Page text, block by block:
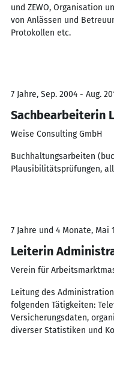
und ZEWO, Organisation
von Anlässen und
Protokollen etc.
7 Jahre, Sep. 2004 - Aug.
Sachbearbeiterin
Weise Consulting GmbH
Buchhaltungsarbeiten
Plausibilitätsprüfungen,
7 Jahre und 4 Monate, Mai
Leiterin
Verein für
Leitung des
folgenden Tätigkeiten:
Versicherungsdaten,
diverser Statistiken und